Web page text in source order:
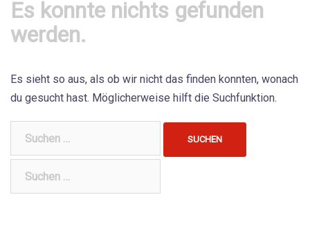
Es konnte nichts gefunden
werden.
Es sieht so aus, als ob wir nicht das finden konnten, wonach
du gesucht hast. Möglicherweise hilft die Suchfunktion.
Suchen
Suchen